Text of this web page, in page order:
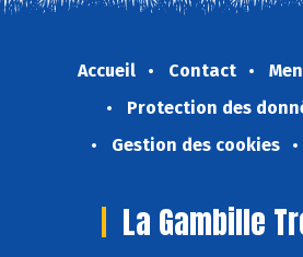
Accueil Contact
Protection des
Gestion des cookies
La Gambille